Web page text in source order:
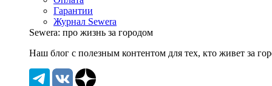
Гарантии
Журнал Sewera
Sewera: про жизнь за городом
Наш блог c полезным контентом для тех, кто живет за